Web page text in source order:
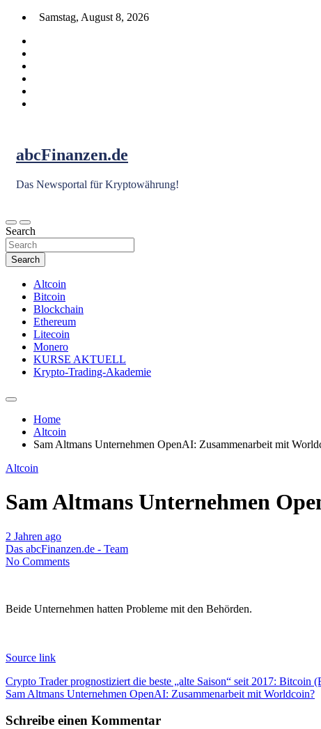
Skip
content
Samstag, August 8, 2026
abcFinanzen.de
Das Newsportal für Kryptowährung!
Search
Search
Altcoin
Bitcoin
Blockchain
Ethereum
Litecoin
Monero
KURSE AKTUELL
Krypto-Trading-Akademie
Home
Altcoin
Sam Altmans Unternehmen OpenAI: Zusammenarbeit mit
Altcoin
Sam Altmans Unternehmen
2 Jahren ago
Das abcFinanzen.de - Team
No Comments
Beide Unternehmen hatten Probleme mit den Behörden.
Source link
Beitragsnavigation
Crypto Trader prognostiziert die beste „alte Saison“ seit 2017: Bitcoin
Sam Altmans Unternehmen OpenAI: Zusammenarbeit mit Worldcoin?
Schreibe einen Kommentar